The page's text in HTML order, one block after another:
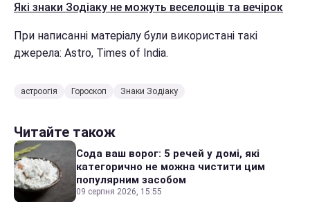
Які знаки Зодіаку не можуть веселощів та вечірок
При написанні матеріалу були використані такі
джерела: Astro, Times of India.
астроогія Гороскоп Знаки Зодіаку
Читайте також
Сода ваш ворог: 5 речей у домі, які
категорично не можна чистити цим
популярним засобом
09 серпня 2026, 15:55